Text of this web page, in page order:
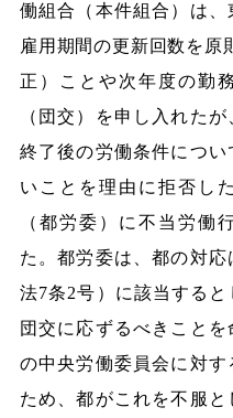
働組合（本件組合）は
雇用期間の更新回数を原
正）ことや次年度の勤
（団交）を申し入れた
終了後の労働条件につ
いことを理由に拒否し
（都労委）に不当労働
た。都労委は、都の対
法7条2号）に該当する
団交に応ずるべきこと
の中央労働委員会に対
ため、都がこれを不服